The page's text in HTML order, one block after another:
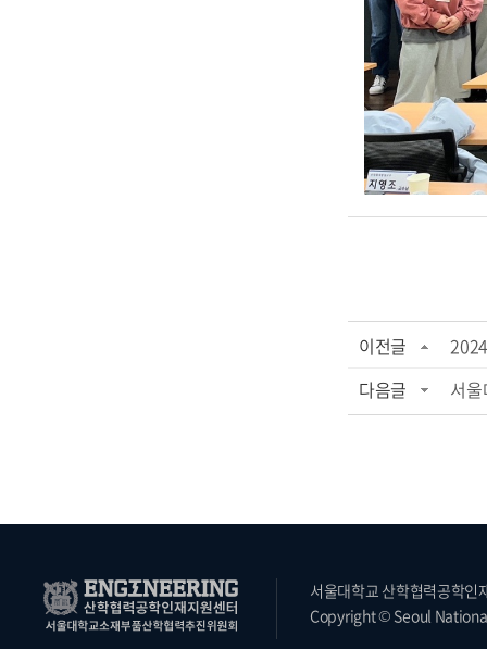
이전글
다음글
서
서울대학교 산학협력공학
Copyright © Seoul